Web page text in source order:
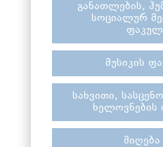
განათლების,
სოციალურ
მუსიკის
სახვითი,
ხელოვნების